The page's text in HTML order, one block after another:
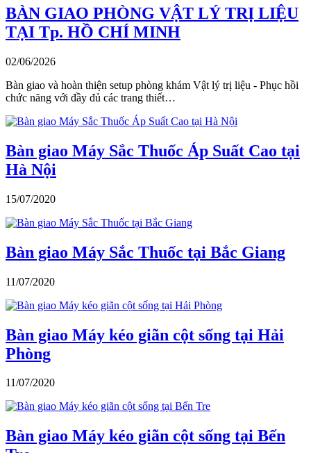
BÀN GIAO PHÒNG VẬT LÝ TRỊ LIỆU
TẠI Tp. HỒ CHÍ MINH
02/06/2026
Bàn giao và hoàn thiện setup phòng khám Vật lý trị liệu - Phục hồi
chức năng với đầy đủ các trang thiết…
Bàn giao Máy Sắc Thuốc Áp Suất Cao tại
Hà Nội
15/07/2020
Bàn giao Máy Sắc Thuốc tại Bắc Giang
11/07/2020
Bàn giao Máy kéo giãn cột sống tại Hải
Phòng
11/07/2020
Bàn giao Máy kéo giãn cột sống tại Bến